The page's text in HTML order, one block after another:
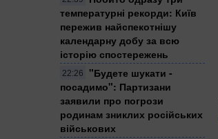
температурні рекорди: Київ
пережив найспекотнішу
календарну добу за всю
історію спостережень
22:26
"Будете шукати -
посадимо": Партизани
заявили про погрози
родинам зниклих російських
військових